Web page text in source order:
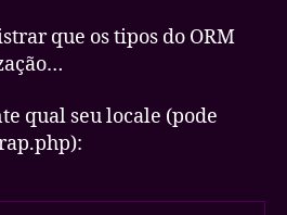
que os tipos do ORM
qual seu locale (pode